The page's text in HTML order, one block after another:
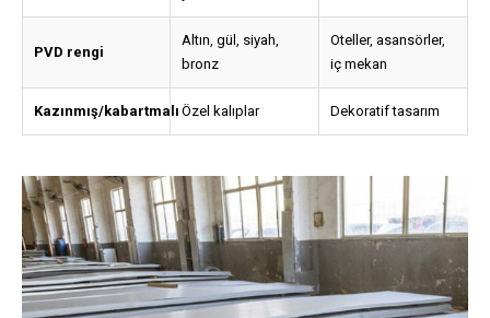
PVD rengi
Altın, gül, siyah,
bronz
Oteller, asansörler,
iç mekan
Kazınmış/kabartmalı Özel kalıplar Dekoratif tasarım